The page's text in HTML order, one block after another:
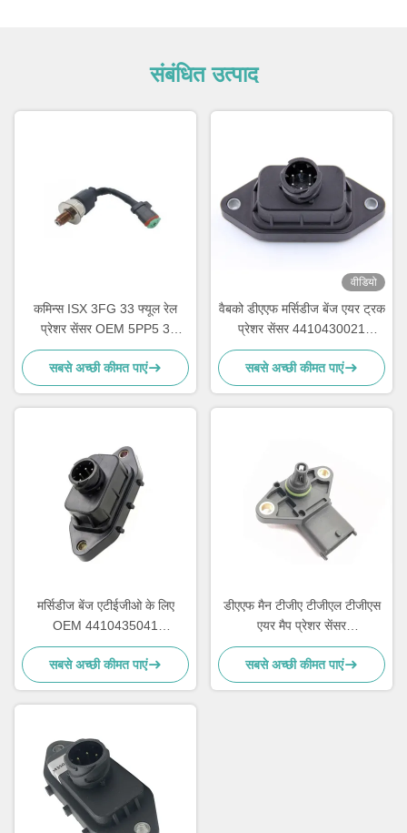
संबंधित उत्पाद
कमिन्स ISX 3FG 33 फ्यूल रेल
प्रेशर सेंसर OEM 5PP5 3
4954245
सबसे अच्छी कीमत पाएं
वीडियो
वैबको डीएएफ मर्सिडीज बेंज एयर ट्रक
प्रेशर सेंसर 4410430021
9325000011 1518729
सबसे अच्छी कीमत पाएं
मर्सिडीज बेंज एटीईजीओ के लिए
OEM 4410435041
0004303907 बूस्ट ट्रक प्रेशर
सेंसर 3
सबसे अच्छी कीमत पाएं
डीएएफ मैन टीजीए टीजीएल टीजीएस
एयर मैप प्रेशर सेंसर
51274210216 0281002655
सबसे अच्छी कीमत पाएं